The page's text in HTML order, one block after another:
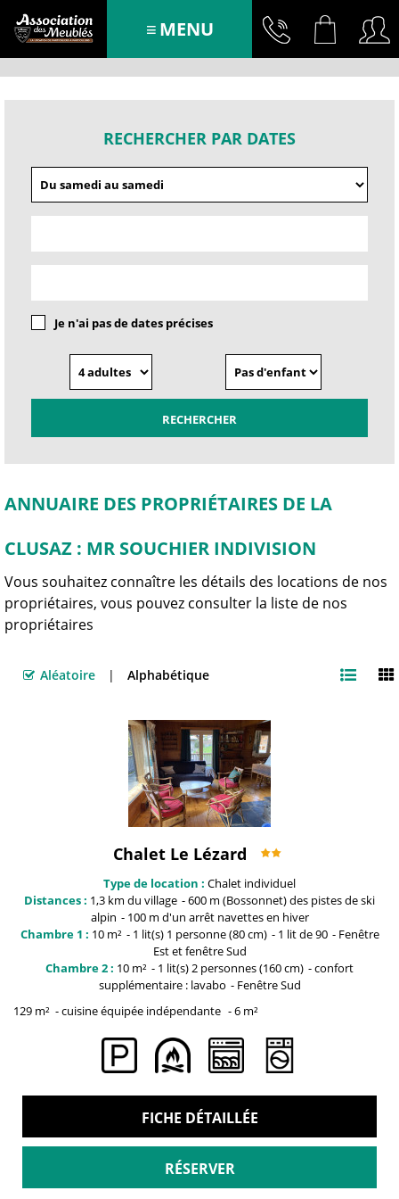
MENU
RECHERCHER PAR DATES
Je n'ai pas de dates précises
ANNUAIRE DES PROPRIÉTAIRES DE LA
CLUSAZ : MR SOUCHIER INDIVISION
Vous souhaitez connaître les détails des locations de nos
propriétaires, vous pouvez consulter la liste de nos
propriétaires
Aléatoire Alphabétique
Chalet Le Lézard
Type de location : Chalet individuel
Distances : 1,3 km du village 600 m (Bossonnet)des pistes de ski
alpin
100 m d'un arrêt navettes en hiver
Chambre 1 : 10 m² 1 lit(s) 1 personne (80 cm) 1 litde 90
Fenêtre
Est et fenêtre Sud
Chambre 2 : 10 m² 1 lit(s) 2 personnes (160 cm)
confort
supplémentaire : lavabo FenêtreSud
129 m² cuisine équipée indépendante 6 m²
FICHE DÉTAILLÉE
RÉSERVER